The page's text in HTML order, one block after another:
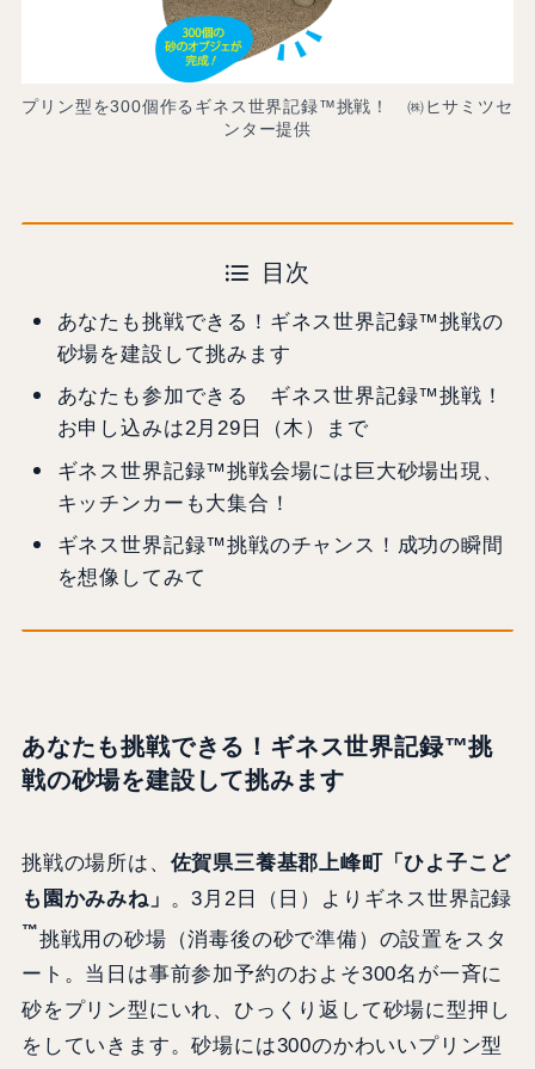
プリン型を300個作るギネス世界記録™挑戦！ ㈱ヒサミツセ
ンター提供
目次
あなたも挑戦できる！ギネス世界記録™挑戦の
砂場を建設して挑みます
あなたも参加できる ギネス世界記録™挑戦！
お申し込みは2月29日（木）まで
ギネス世界記録™挑戦会場には巨大砂場出現、
キッチンカーも大集合！
ギネス世界記録™挑戦のチャンス！成功の瞬間
を想像してみて
あなたも挑戦できる！ギネス世界記録™挑
戦の砂場を建設して挑みます
挑戦の場所は、 佐賀県三養基郡上峰町「ひよ子こど
も園かみみね」
。3月2日（日）よりギネス世界記録
™挑戦用の砂場（消毒後の砂で準備）の設置をスタ
ート。当日は事前参加予約のおよそ300名が一斉に
砂をプリン型にいれ、ひっくり返して砂場に型押し
をしていきます。砂場には300のかわいいプリン型